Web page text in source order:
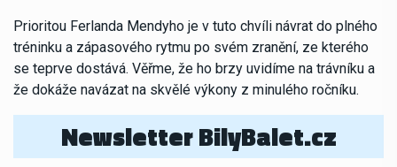
Prioritou Ferlanda Mendyho je v tuto chvíli návrat do plného
tréninku a zápasového rytmu po svém zranění, ze kterého
se teprve dostává. Věřme, že ho brzy uvidíme na trávníku a
že dokáže navázat na skvělé výkony z minulého ročníku.
Newsletter BilyBalet.cz